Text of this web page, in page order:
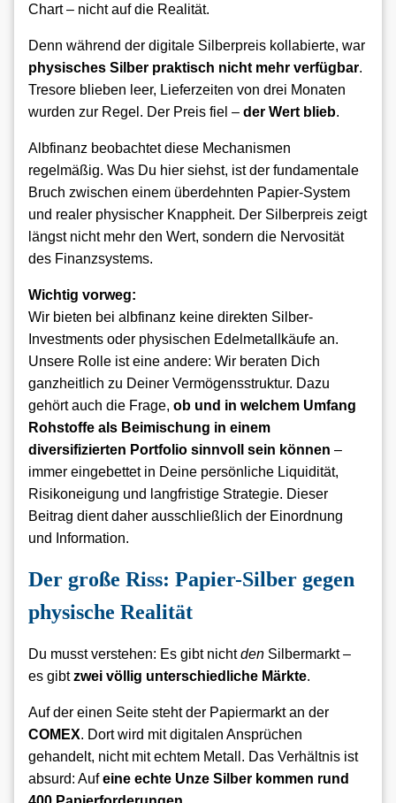
Chart – nicht auf die Realität.
Denn während der digitale Silberpreis kollabierte, war
physisches Silber praktisch nicht mehr verfügbar.
Tresore blieben leer, Lieferzeiten von drei Monaten
wurden zur Regel. Der Preis fiel – der Wert blieb.
Albfinanz beobachtet diese Mechanismen
regelmäßig. Was Du hier siehst, ist der fundamentale
Bruch zwischen einem überdehnten Papier-System
und realer physischer Knappheit. Der Silberpreis zeigt
längst nicht mehr den Wert, sondern die Nervosität
des Finanzsystems.
Wichtig vorweg:
Wir bieten bei albfinanz keine direkten Silber-
Investments oder physischen Edelmetallkäufe an.
Unsere Rolle ist eine andere: Wir beraten Dich
ganzheitlich zu Deiner Vermögensstruktur. Dazu
gehört auch die Frage, ob und in welchem Umfang
Rohstoffe als Beimischung in einem
diversifizierten Portfolio sinnvoll sein können –
immer eingebettet in Deine persönliche Liquidität,
Risikoneigung und langfristige Strategie. Dieser
Beitrag dient daher ausschließlich der Einordnung
und Information.
Der große Riss: Papier-Silber gegen
physische Realität
Du musst verstehen: Es gibt nichtden Silbermarkt –
es gibtzwei völlig unterschiedliche Märkte.
Auf der einen Seite steht der Papiermarkt an der
COMEX. Dort wird mit digitalen Ansprüchen
gehandelt, nicht mit echtem Metall. Das Verhältnis ist
absurd: Aufeine echte Unze Silber kommen rund